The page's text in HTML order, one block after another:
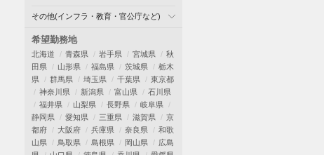
その他(インフラ・教育・官公庁など)
希望勤務地
北海道 青森県 岩手県 宮城県
秋
田県
山形県 福島県 茨城県
栃木
県
群馬県 埼玉県 千葉県
東京都
神奈川県
新潟県 富山県
石川県
福井県
山梨県 長野県
岐阜県
静岡県
愛知県 三重県 滋賀県
京
都府
大阪府 兵庫県 奈良県
和歌
山県
鳥取県 島根県 岡山県
広島